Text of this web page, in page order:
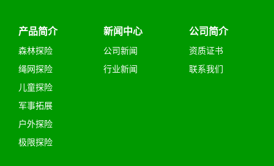
产品简介
森林探险
绳网探险
儿童探险
军事拓展
户外探险
极限探险
新闻中心
公司新闻
行业新闻
公司简介
资质证书
联系我们